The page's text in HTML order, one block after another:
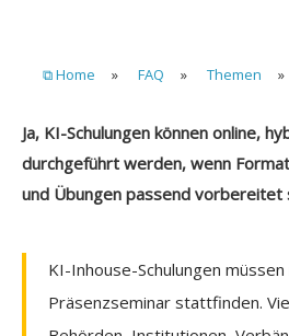
⧉ Home » FAQ » Themen »
Ja, KI-Schulungen können online,
durchgeführt werden, wenn
und Übungen passend vorbereitet
KI-Inhouse-Schulungen
Präsenzseminar stattfinden.